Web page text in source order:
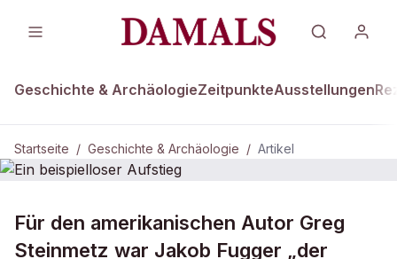
Geschichte & ArchäologieZeitpunkteAusstellungen
Startseite / Geschichte & Archäologie / Artikel
DAMALS Plus GESCHICHTE & ARCHÄOLOGIE
Ein beispielloser Aufstieg
Für den amerikanischen Autor Greg
Steinmetz war Jakob Fugger „der